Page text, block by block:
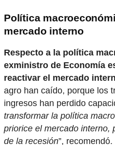
Política
mercado interno
Respecto a la política
exministro de Economía
reactivar el mercado
agro han caído, porque los
ingresos han perdido
transformar la política
priorice el mercado interno,
de la recesión”, recomendó.